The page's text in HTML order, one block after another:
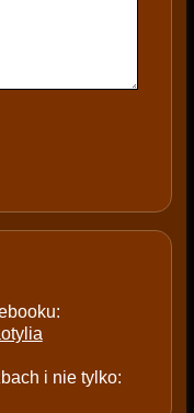
i nie tylko: